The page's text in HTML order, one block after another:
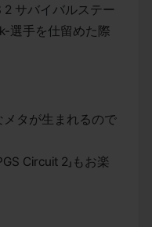
2 サバイバルステー
選手を仕留めた際
タが生まれるので
Circuit 2」もお楽